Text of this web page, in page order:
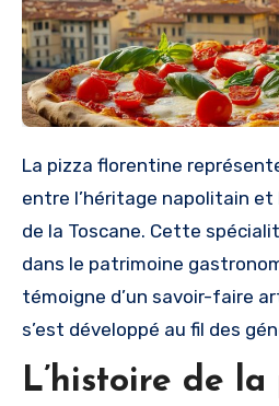
La pizza florentine représente l’alliance parfaite
entre l’héritage napolitain et
de la Toscane. Cette
dans le patrimoine
témoigne d’un savoir-faire
s’est développé au fil des
L’histoire de la